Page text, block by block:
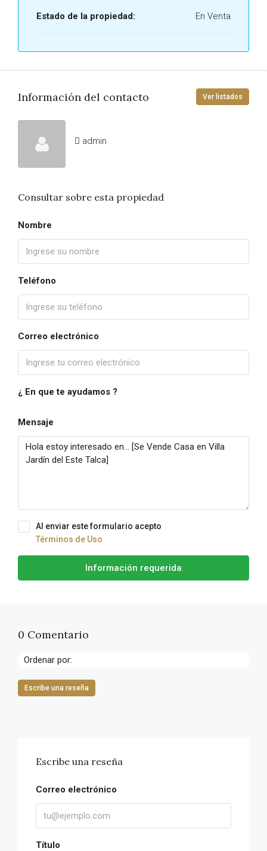
Estado de la propiedad: En Venta
Información del contacto Ver listados
admin
Consultar sobre esta propiedad
Nombre
Teléfono
Correo electrónico
¿ En que te ayudamos ?
Mensaje
Al enviar este formulario acepto
Términos de Uso
Información requerida
0 Comentario
Ordenar por:
Escribe una reseña
Escribe una reseña
Correo electrónico
Título